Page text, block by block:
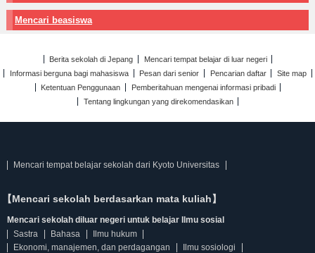
Mencari beasiswa
Berita sekolah di Jepang
Mencari tempat belajar di luar negeri
Informasi berguna bagi mahasiswa
Pesan dari senior Pencarian daftar
Site map
Ketentuan Penggunaan
Pemberitahuan mengenai informasi pribadi
Tentang lingkungan yang direkomendasikan
Mencari tempat belajar sekolah dari Kyoto Universitas
【Mencari sekolah berdasarkan mata kuliah】
Mencari sekolah diluar negeri untuk belajar Ilmu sosial
Sastra
Bahasa
Ilmu hukum
Ekonomi, manajemen, dan perdagangan
Ilmu sosiologi